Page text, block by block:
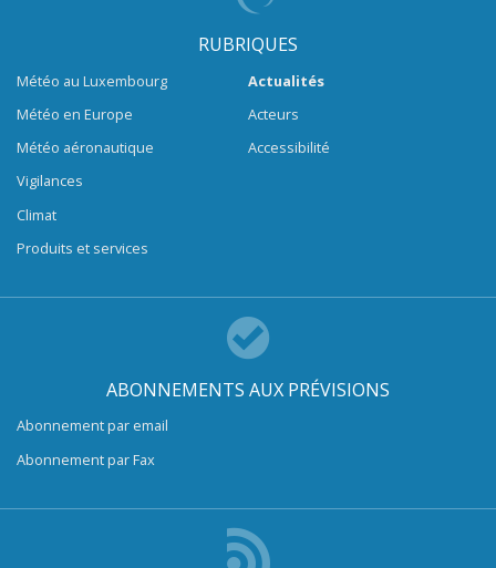
RUBRIQUES
Météo au Luxembourg
Météo en Europe
Météo aéronautique
Vigilances
Climat
Produits et services
Actualités
Acteurs
Accessibilité
ABONNEMENTS AUX PRÉVISIONS
Abonnement par email
Abonnement par Fax